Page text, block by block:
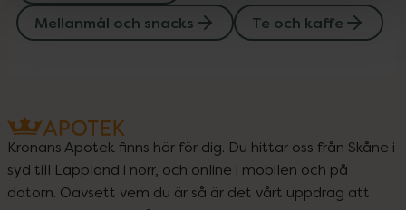
Mellanmål och snacks
Te och kaffe
Kronans Apotek finns här för dig. Du hittar oss från Skåne i
syd till Lappland i norr, och online i mobilen och på
datorn. Oavsett vem du är så är det vårt uppdrag att